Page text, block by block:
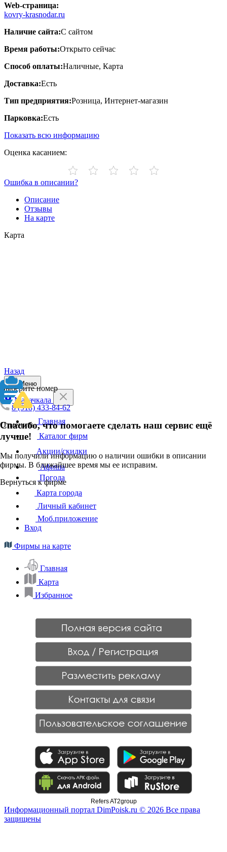
Web-страница:
kovry-krasnodar.ru
Наличие сайта:С сайтом
Время работы:Открыто сейчас
Способ оплаты:Наличные, Карта
Доставка:Есть
Тип предприятия:Розница, Интернет-магазин
Парковка:Есть
Показать всю информацию
Оценка касанием:
Ошибка в описании?
Описание
Отзывы
На карте
Карта
Назад
Выберите номер
8 (918) 433-84-62
Отменить
Спасибо, что помогаете сделать наш сервис ещё
лучше!
Мы получили информацию о наличии ошибки в описании
фирмы. В ближайшее время мы ее исправим.
Вернуться к фирме
Меню
Махачкала
Главная
Каталог фирм
Акции/скидки
Афиша
Погода
Карта города
Личный кабинет
Моб.приложение
Вход
Фирмы на карте
Главная
Карта
Избранное
Refers AT2group
Информационный портал DimPoisk.ru © 2026 Все права
защищены